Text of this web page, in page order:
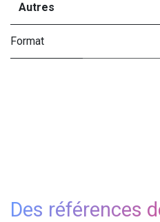
Autres
Format
Des références